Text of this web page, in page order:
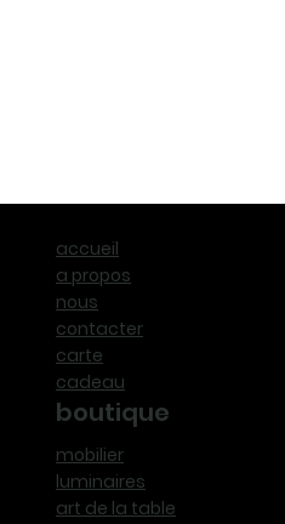
accueil
a propos
nous
contacter
carte
cadeau
boutique
mobilier
luminaires
art de la table